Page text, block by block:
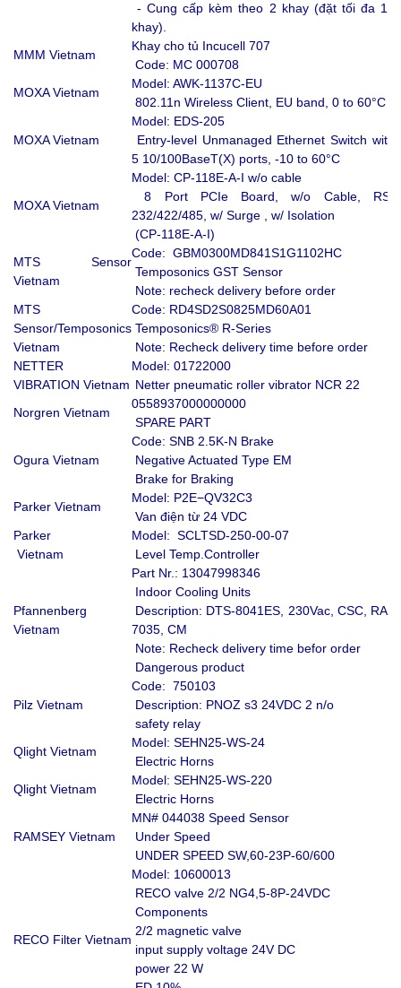
- Cung cấp kèm theo 2 khay (đặt tối đa 19
khay).
MMM Vietnam
Khay cho tủ Incucell 707
Code: MC 000708
MOXA Vietnam
Model: AWK-1137C-EU
802.11n Wireless Client, EU band, 0 to 60°C
MOXA Vietnam
Model: EDS-205
Entry-level Unmanaged Ethernet Switch with
5 10/100BaseT(X) ports, -10 to 60°C
MOXA Vietnam
Model: CP-118E-A-I w/o cable
8 Port PCIe Board, w/o Cable, RS-
232/422/485, w/ Surge , w/ Isolation
(CP-118E-A-I)
MTS Sensor
Vietnam
Code: GBM0300MD841S1G1102HC
Temposonics GST Sensor
Note: recheck delivery before order
MTS
Sensor/Temposonics
Vietnam
Code: RD4SD2S0825MD60A01
Temposonics® R-Series
Note: Recheck delivery time before order
NETTER
VIBRATION Vietnam
Model: 01722000
Netter pneumatic roller vibrator NCR 22
Norgren Vietnam
0558937000000000
SPARE PART
Ogura Vietnam
Code: SNB 2.5K-N Brake
Negative Actuated Type EM
Brake for Braking
Parker Vietnam
Model: P2E−QV32C3
Van điện từ 24 VDC
Parker
Vietnam
Model: SCLTSD-250-00-07
Level Temp.Controller
Pfannenberg
Vietnam
Part Nr.: 13047998346
Indoor Cooling Units
Description: DTS-8041ES, 230Vac, CSC, RAL
7035, CM
Note: Recheck delivery time befor order
Dangerous product
Pilz Vietnam
Code: 750103
Description: PNOZ s3 24VDC 2 n/o
safety relay
Qlight Vietnam
Model: SEHN25-WS-24
Electric Horns
Qlight Vietnam
Model: SEHN25-WS-220
Electric Horns
RAMSEY Vietnam
MN# 044038 Speed Sensor
Under Speed
UNDER SPEED SW,60-23P-60/600
RECO Filter Vietnam
Model: 10600013
RECO valve 2/2 NG4,5-8P-24VDC
Components
2/2 magnetic valve
input supply voltage 24V DC
power 22 W